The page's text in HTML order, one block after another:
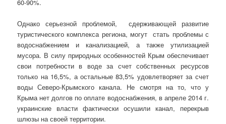
60-90%.
Однако серьезной проблемой, сдерживающей развитие
туристического комплекса региона, могут стать проблемы с
водоснабжением и канализацией, а также утилизацией
мусора. В силу природных особенностей Крым обеспечивает
свои потребности в воде за счет собственных ресурсов
только на 16,5%, а остальные 83,5% удовлетворяет за счет
воды Северо-Крымского канала. Не смотря на то, что у
Крыма нет долгов по оплате водоснабжения, в апреле 2014 г.
украинские власти фактически осушили канал, перекрыв
шлюзы на своей территории.